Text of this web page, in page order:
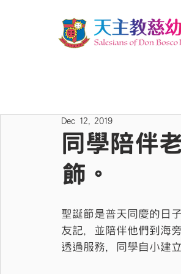
同學陪伴
飾。
Dec 12, 2019
聖誕節是普天同慶的日
友記，並陪伴他們到海
透過服務，同學自小建